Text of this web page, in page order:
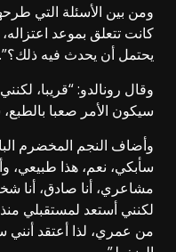
ومن بين الأسئلة التي
كانت تتعلق بموعد
يحتمل أن يحدث فيه ذلك؟”.
وقال رونالدو: “قريبا،
سيكون الأمر صعبا
سأبكي، نعم، هذا طبيعي،
مشاعري، أنا صادق، أنا
من عمري، لذا أعتقد أنني